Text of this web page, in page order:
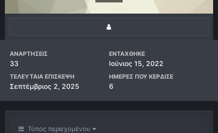
ΑΝΑΡΤΉΣΕΙΣ
33
ΕΝΤΆΧΘΗΚΕ
Ιούνιος 15, 2022
ΤΕΛΕΥΤΑΊΑ ΕΠΊΣΚΕΨΗ
Σεπτέμβριος 2, 2025
ΗΜΈΡΕΣ ΠΟΥ ΚΈΡΔΙΣΕ
6
Τύπος περιεχομένου